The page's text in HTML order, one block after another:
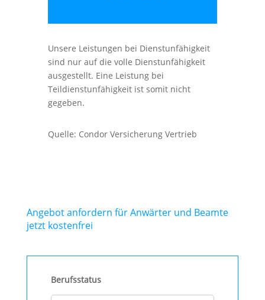
Unsere Leistungen bei Dienstunfähigkeit
sind nur auf die volle Dienstunfähigkeit
ausgestellt. Eine Leistung bei
Teildienstunfähigkeit ist somit nicht
gegeben.
Quelle: Condor Versicherung Vertrieb
Angebot anfordern für Anwärter und Beamte
jetzt kostenfrei
Berufsstatus